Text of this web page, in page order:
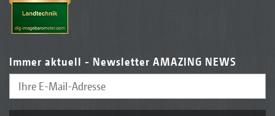
Immer aktuell - Newsletter AMAZING NEWS